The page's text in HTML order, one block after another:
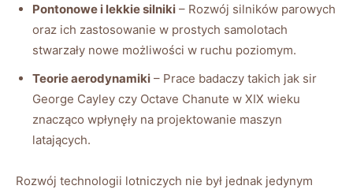
Pontonowe i lekkie silniki – Rozwój silników parowych
oraz ich zastosowanie w prostych samolotach
stwarzały nowe możliwości w ruchu poziomym.
Teorie aerodynamiki – Prace badaczy takich jak sir
George Cayley czy Octave Chanute w XIX wieku
znacząco wpłynęły na projektowanie maszyn
latających.
Rozwój technologii lotniczych nie był jednak jedynym